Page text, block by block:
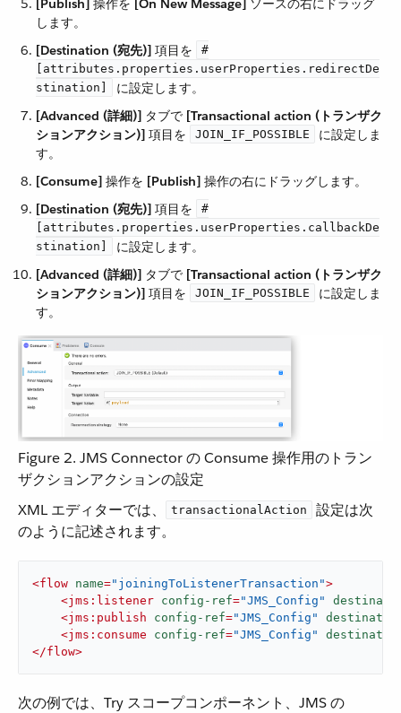
[Publish] ​ 操作を ​ [On New Message] ​ ソースの右にドラッグ
します。
[Destination (宛先)] ​ 項目を ​
#
[attributes.properties.userProperties.redirectDe
stination]
​ に設定します。
[Advanced (詳細)] ​ タブで ​ [Transactional action (トランザク
ションアクション)] ​ 項目を ​ JOIN_IF_POSSIBLE
​ に設定しま
す。
[Consume] ​ 操作を ​ [Publish] ​ 操作の右にドラッグします。
[Destination (宛先)] ​ 項目を ​
#
[attributes.properties.userProperties.callbackDe
stination]
​ に設定します。
[Advanced (詳細)] ​ タブで ​ [Transactional action (トランザク
ションアクション)] ​ 項目を ​ JOIN_IF_POSSIBLE
​ に設定しま
す。
Figure 2. JMS Connector の Consume 操作用のトラン
ザクションアクションの設定
XML エディターでは、​
transactionalAction
​ 設定は次
のように記述されます。
<flow name="joiningToListenerTransaction">
<jms:listener config-ref="JMS_Config"
<jms:publish config-ref="JMS_Config"
<jms:consume config-ref="JMS_Config"
</flow>
次の例では、Try スコープコンポーネント、JMS の ​